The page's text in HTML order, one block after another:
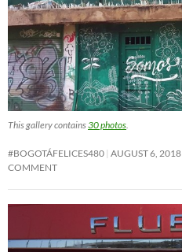
This gallery contains30 photos
#BOGOTÁFELICES480 AUGUST 6, 2018
COMMENT